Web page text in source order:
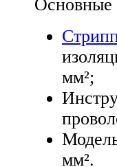
Основные
мм²;
мм².